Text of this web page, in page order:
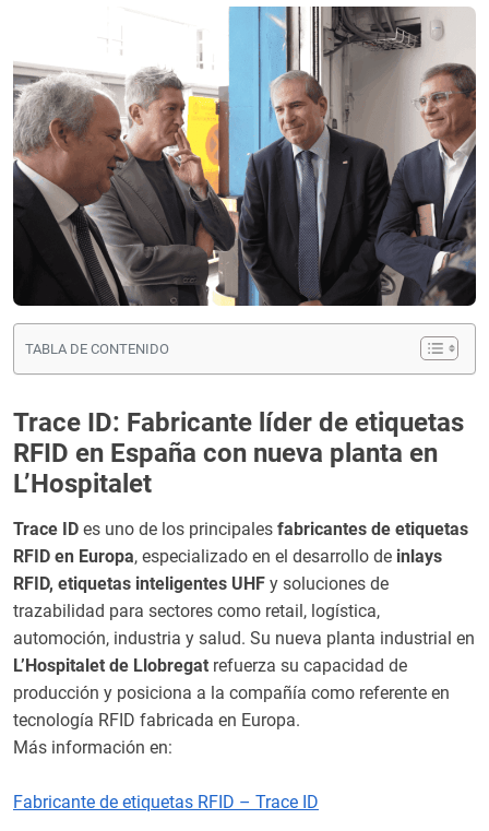
TABLA DE CONTENIDO
Trace ID: Fabricante líder de etiquetas
RFID en España con nueva planta en
L’Hospitalet
Trace ID es uno de los principales fabricantes de etiquetas
RFID en Europa, especializado en el desarrollo de inlays
RFID, etiquetas inteligentes UHF y soluciones de
trazabilidad para sectores como retail, logística,
automoción, industria y salud. Su nueva planta industrial en
L’Hospitalet de Llobregat refuerza su capacidad de
producción y posiciona a la compañía como referente en
tecnología RFID fabricada en Europa.
Más información en:
Fabricante de etiquetas RFID – Trace ID